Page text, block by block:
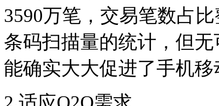
3590万笔，交易笔数占
条码扫描量的统计，但
能确实大大促进了手机